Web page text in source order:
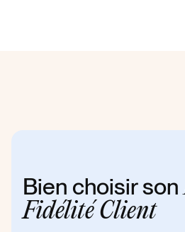
Bien choisir son
Fidélité Client